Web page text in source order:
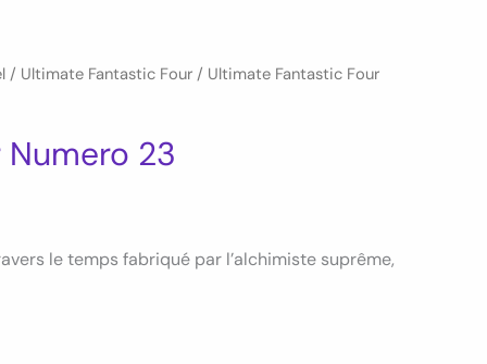
/ Ultimate Fantastic Four / Ultimate Fantastic Four
23
le temps fabriqué par l’alchimiste suprême,